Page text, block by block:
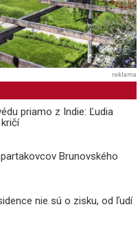
reklama
priamo z Indie: Ľudia
Brunovského
nie sú o zisku, od ľudí